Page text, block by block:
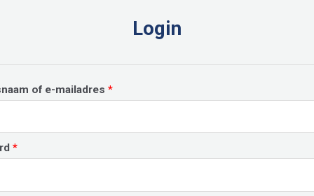
Login
of e-mailadres *Vereist
*Vereist